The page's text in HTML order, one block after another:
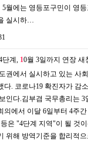
월에는 영등포구민이 영
실시하…
단계, 10월 3일까지 연장 새
권에서 실시하고 있는 사
다. 코로나19 확진자가 감
인다.김부겸 국무총리는
의에서 이달 6일부터 4주
은 "4단계 지역"이 될 것
위해 방역기준을 합리적